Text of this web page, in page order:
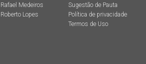
Rafael Medeiros
Roberto Lopes
Sugestão de Pauta
Política de privacidade
Termos de Uso